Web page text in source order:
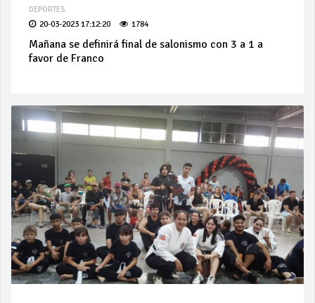
DEPORTES
20-03-2023 17:12:20 1784
Mañana se definirá final de salonismo con 3 a 1 a
favor de Franco